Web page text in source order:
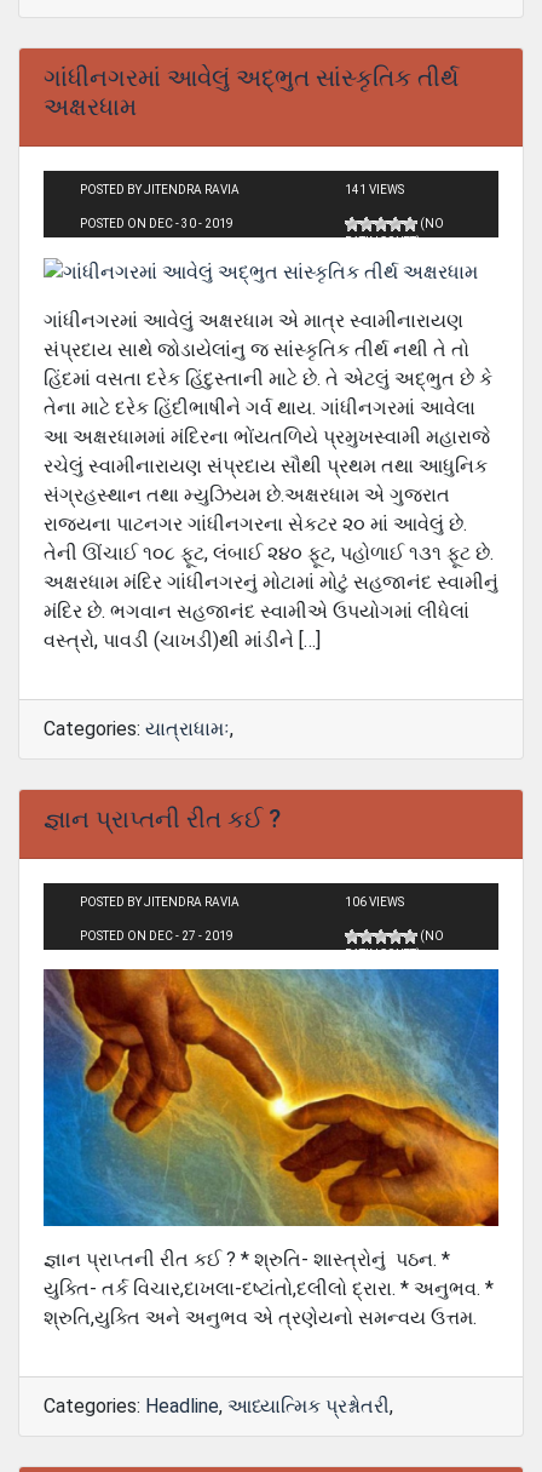
ગાંધીનગરમાં આવેલું અદ્ભુત સાંસ્કૃતિક તીર્થ
અક્ષરધામ
POSTED BY JITENDRA RAVIA
POSTED ON DEC - 30 - 2019
141 VIEWS
(NO
RATINGS YET)
ગાંધીનગરમાં આવેલું અક્ષરધામ એ માત્ર સ્વામીનારાયણ
સંપ્રદાય સાથે જોડાયેલાંનુ જ સાંસ્કૃતિક તીર્થ નથી તે તો
હિંદમાં વસતા દરેક હિંદુસ્તાની માટે છે. તે એટલું અદ્ભુત છે કે
તેના માટે દરેક હિંદીભાષીને ગર્વ થાય. ગાંધીનગરમાં આવેલા
આ અક્ષરધામમાં મંદિરના ભોંયતળિયે પ્રમુખસ્વામી મહારાજે
રચેલું સ્વામીનારાયણ સંપ્રદાય સૌથી પ્રથમ તથા આધુનિક
સંગ્રહસ્થાન તથા મ્યુઝિયમ છે.અક્ષરધામ એ ગુજરાત
રાજ્યના પાટનગર ગાંધીનગરના સેકટર ૨૦ માં આવેલું છે.
તેની ઊંચાઈ ૧૦૮ ફૂટ, લંબાઈ ૨૪૦ ફૂટ, પહોળાઈ ૧૩૧ ફૂટ છે.
અક્ષરધામ મંદિર ગાંધીનગરનું મોટામાં મોટું સહજાનંદ સ્વામીનું
મંદિર છે. ભગવાન સહજાનંદ સ્વામીએ ઉપયોગમાં લીધેલાં
વસ્ત્રો, પાવડી (ચાખડી)થી માંડીને […]
Categories: યાત્રાધામઃ,
જ્ઞાન પ્રાપ્તની રીત કઈ ?
POSTED BY JITENDRA RAVIA
POSTED ON DEC - 27 - 2019
106 VIEWS
(NO
RATINGS YET)
જ્ઞાન પ્રાપ્તની રીત કઈ ? * શ્રુતિ- શાસ્ત્રોનું પઠન. *
યુક્તિ- તર્ક વિચાર,દાખલા-દષ્ટાંતો,દલીલો દ્રારા. * અનુભવ. *
શ્રુતિ,યુક્તિ અને અનુભવ એ ત્રણેયનો સમન્વય ઉત્તમ.
Categories: Headline, આધ્યાત્મિક પ્રશ્નોતરી,